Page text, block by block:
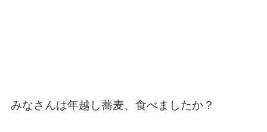
みなさんは年越し蕎麦、食べましたか？